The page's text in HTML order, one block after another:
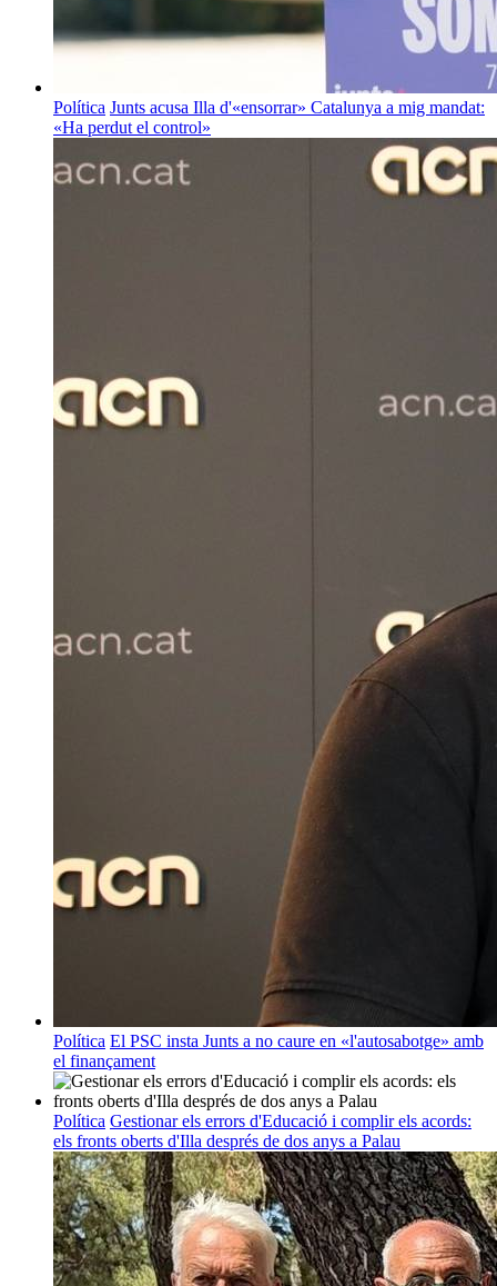
Política Junts acusa Illa d'«ensorrar» Catalunya a mig mandat:
«Ha perdut el control»
Política El PSC insta Junts a no caure en «l'autosabotge» amb
el finançament
Política Gestionar els errors d'Educació i complir els acords:
els fronts oberts d'Illa després de dos anys a Palau